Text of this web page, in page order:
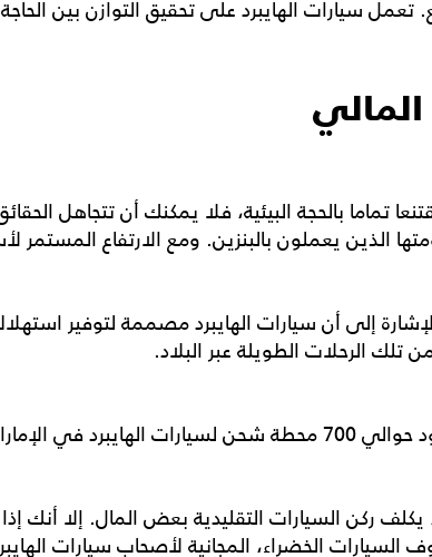
تعمل سيارات الهايبرد على تحقيق التوازن بين
المالي
تماما بالحجة البيئية، فلا يمكنك أن تتجاهل
الذين يعملون بالبنزين. ومع الارتفاع
الإشارة إلى أن سيارات الهايبرد مصممة لتوفير
تلك الرحلات الطويلة عبر البلاد.
بعيدا أبدا عن إعادة شحن بطارية سيارتك.
يكلف ركن السيارات التقليدية بعض المال. إلا أنك
الخضراء، المجانية لأصحاب سيارات